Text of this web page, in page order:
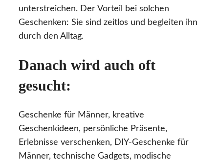
unterstreichen. Der Vorteil bei solchen
Geschenken: Sie sind zeitlos und begleiten ihn
durch den Alltag.
Danach wird auch oft
gesucht:
Geschenke für Männer, kreative
Geschenkideen, persönliche Präsente,
Erlebnisse verschenken, DIY-Geschenke für
Männer, technische Gadgets, modische